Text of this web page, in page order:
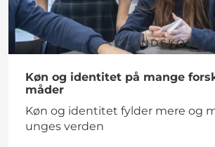
GRUNDSKOLE
Køn og identitet på mange
måder
Køn og identitet fylder mere og
unges verden